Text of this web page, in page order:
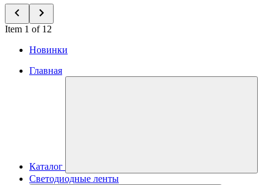
Item 1 of 12
Новинки
Главная
Каталог
Светодиодные ленты